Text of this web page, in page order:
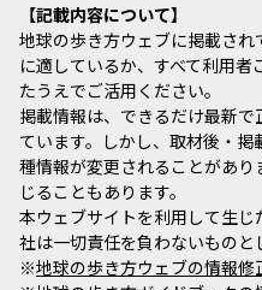
記載内容について
地球の歩き方ウェブに掲載さ
に適しているか、すべて利用
たうえでご活用ください。
掲載情報は、できるだけ最新
ています。しかし、取材後・
種情報が変更されることがあ
じることもあります。
本ウェブサイトを利用して生
社は一切責任を負わないものと
※地球の歩き方ウェブの情報修